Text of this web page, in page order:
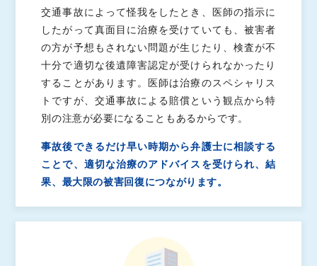
交通事故によって怪我をしたとき、医師の指示に
したがって真面目に治療を受けていても、被害者
の方が予想もされない問題が生じたり、検査が不
十分で適切な後遺障害認定が受けられなかったり
することがあります。医師は治療のスペシャリス
トですが、交通事故による賠償という観点から特
別の注意が必要になることもあるからです。
事故後できるだけ早い時期から弁護士に相談する
ことで、適切な治療のアドバイスを受けられ、結
果、最大限の被害回復につながります。